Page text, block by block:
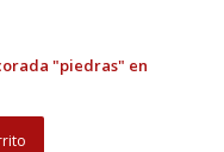
"piedras" en